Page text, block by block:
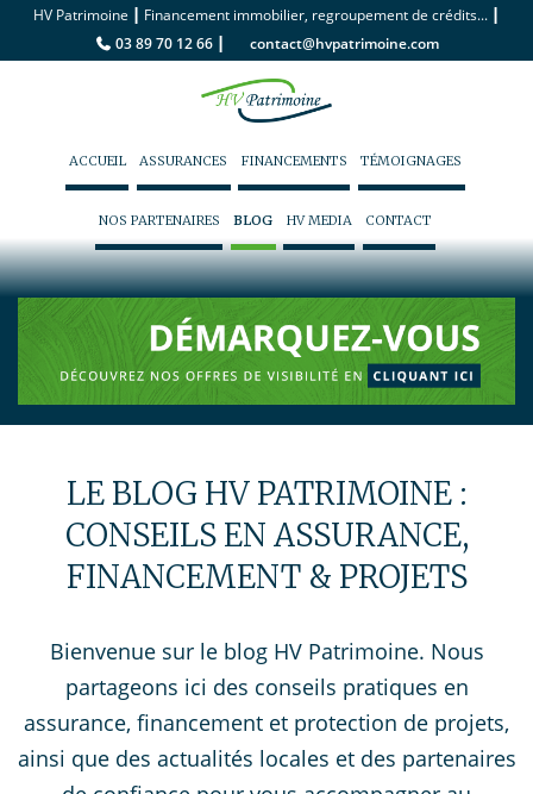
HV Patrimoine | Financement immobilier, regroupement de crédits... |
03 89 70 12 66 | contact@hvpatrimoine.com
ACCUEIL ASSURANCES FINANCEMENTS TÉMOIGNAGES
NOS PARTENAIRES BLOG HV MEDIA CONTACT
LE BLOG HV PATRIMOINE :
CONSEILS EN ASSURANCE,
FINANCEMENT & PROJETS
Bienvenue sur le blog HV Patrimoine. Nous
partageons ici des conseils pratiques en
assurance, financement et protection de projets,
ainsi que des actualités locales et des partenaires